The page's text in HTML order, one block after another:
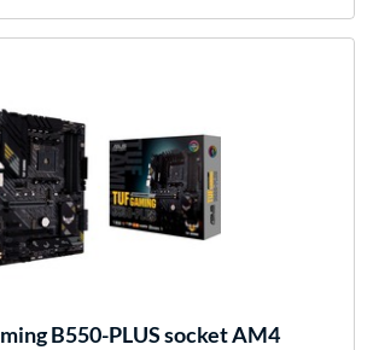
B550-PLUS socket AM4